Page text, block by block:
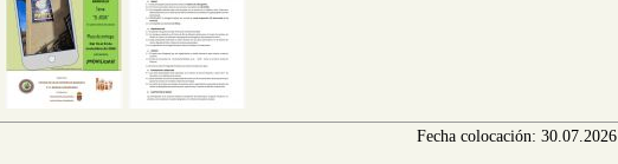
Fecha colocación: 30.07.2026